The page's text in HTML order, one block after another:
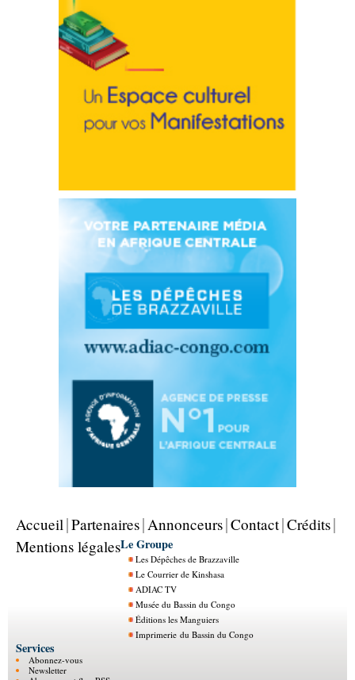
Accueil Partenaires Annonceurs Contact Crédits
Mentions légalesLe Groupe
Les Dépêches de Brazzaville
Le Courrier de Kinshasa
ADIAC TV
Musée du Bassin du Congo
Éditions les Manguiers
Imprimerie du Bassin du Congo
Services
Abonnez-vous
Newsletter